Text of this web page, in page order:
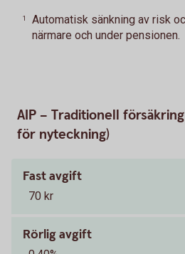
1
Automatisk sänkning av risk
närmare och under pensionen.
AIP – Traditionell
för nyteckning)
Fast avgift
70 kr
Rörlig avgift